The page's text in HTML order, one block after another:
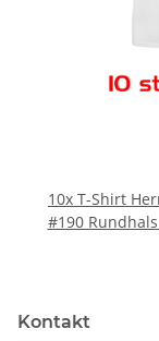
10x T-Shirt
#190
Kontakt